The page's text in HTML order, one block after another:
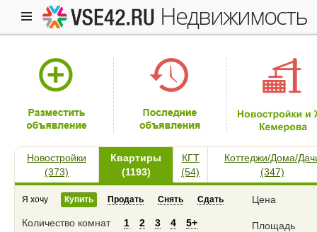
недвижимость
Новостройки
(373)
Квартиры
(1193)
КГТ
(54)
Коттеджи/Дома/
(347)
Я хочу Купить Продать Снять Сдать Цена
Количество комнат 1 2 3 4 5+ Площадь